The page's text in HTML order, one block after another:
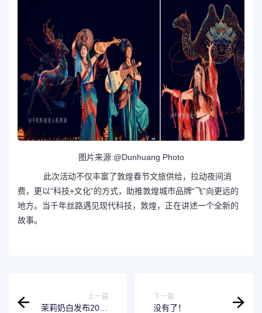
图片来源:@Dunhuang Photo
此次活动不仅丰富了敦煌春节文旅供给，拉动夜间消
费，更以“科技+文化”的方式，助推敦煌城市品牌“飞”向更远的
地方。当千年丝路遇见现代科技，敦煌，正在讲述一个全新的
故事。
上一篇
茉莉奶白发布2026
下一篇
没有了！